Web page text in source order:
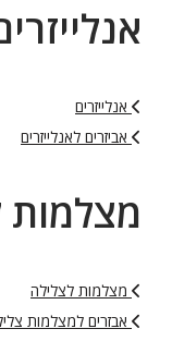
אנלייזרים
אביזרים לאנלייזרים
מצלמות
מצלמות לצלילה
אבזרים למצלמות